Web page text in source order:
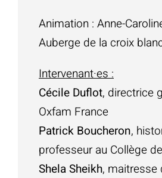
Animation : Anne-
Auberge de la croix
Intervenant·es :
Cécile Duflot, directrice
Oxfam France
Patrick Boucheron,
professeur au Collège
Shela Sheikh, maitresse